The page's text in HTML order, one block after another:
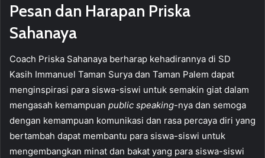
Pesan dan Harapan Priska
Sahanaya
Coach Priska Sahanaya berharap kehadirannya di SD
Kasih Immanuel Taman Surya dan Taman Palem dapat
menginspirasi para siswa-siswi untuk semakin giat dalam
mengasah kemampuan public speaking-nya dan semoga
dengan kemampuan komunikasi dan rasa percaya diri yang
bertambah dapat membantu para siswa-siswi untuk
mengembangkan minat dan bakat yang para siswa-siswi